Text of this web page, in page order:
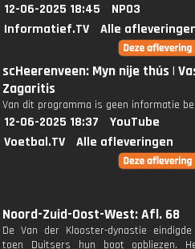
12-06-2025 18:45
NPO3
Informatief.TV
Alle
scHeerenveen: Myn nije thús |
Zagaritis
Van dit programma is geen informatie
12-06-2025 18:37
YouTube
Voetbal.TV
Alle afleveringen
Noord-Zuid-Oost-West: Afl. 68
De Van der Klooster-dynastie
toen Duitsers hun boot opbliezen.